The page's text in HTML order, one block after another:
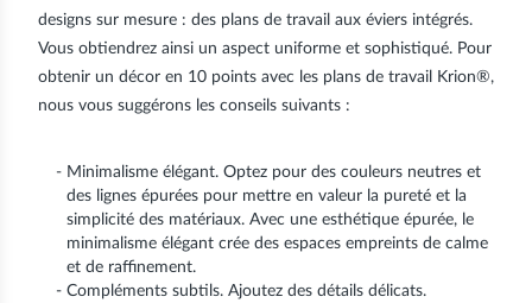
designs sur mesure : des plans de travail aux éviers intégrés.
Vous obtiendrez ainsi un aspect uniforme et sophistiqué. Pour
obtenir un décor en 10 points avec les plans de travail Krion®,
nous vous suggérons les conseils suivants :
Minimalisme élégant. Optez pour des couleurs neutres et
des lignes épurées pour mettre en valeur la pureté et la
simplicité des matériaux. Avec une esthétique épurée, le
minimalisme élégant crée des espaces empreints de calme
et de raffinement.
Compléments subtils. Ajoutez des détails délicats.